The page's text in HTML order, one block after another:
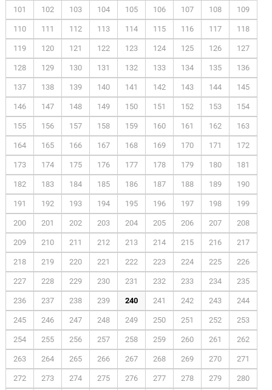
101 102 103 104 105 106 107 108 109
110 111 112 113 114 115 116 117 118
119 120 121 122 123 124 125 126 127
128 129 130 131 132 133 134 135 136
137 138 139 140 141 142 143 144 145
146 147 148 149 150 151 152 153 154
155 156 157 158 159 160 161 162 163
164 165 166 167 168 169 170 171 172
173 174 175 176 177 178 179 180 181
182 183 184 185 186 187 188 189 190
191 192 193 194 195 196 197 198 199
200 201 202 203 204 205 206 207 208
209 210 211 212 213 214 215 216 217
218 219 220 221 222 223 224 225 226
227 228 229 230 231 232 233 234 235
236 237 238 239 240 241 242 243 244
245 246 247 248 249 250 251 252 253
254 255 256 257 258 259 260 261 262
263 264 265 266 267 268 269 270 271
272 273 274 275 276 277 278 279 280